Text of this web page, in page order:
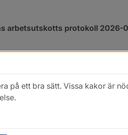
arbetsutskotts protokoll 2026-
kB, öppnas i nytt fönster.
på ett bra sätt. Vissa kakor är